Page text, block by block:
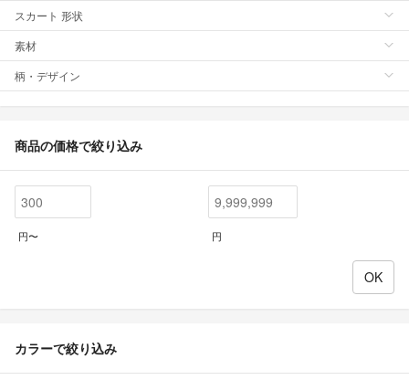
スカート 形状
素材
柄・デザイン
商品の価格で絞り込み
円〜 円
カラーで絞り込み